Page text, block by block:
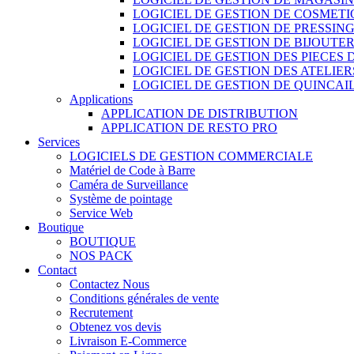
LOGICIEL DE GESTION DE
LOGICIEL DE GESTION DE PRESSING
LOGICIEL DE GESTION DE
LOGICIEL DE GESTION DES PIECES
LOGICIEL DE GESTION DES
LOGICIEL DE GESTION DE
Applications
APPLICATION DE DISTRIBUTION
APPLICATION DE RESTO PRO
Services
LOGICIELS DE GESTION COMMERCIALE
Matériel de Code à Barre
Caméra de Surveillance
Système de pointage
Service Web
Boutique
BOUTIQUE
NOS PACK
Contact
Contactez Nous
Conditions générales de vente
Recrutement
Obtenez vos devis
Livraison E-Commerce